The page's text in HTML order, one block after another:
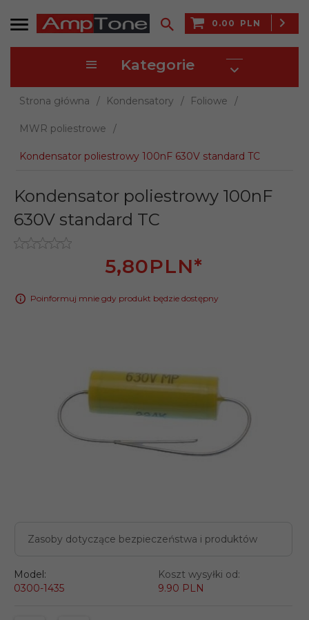
0.00 PLN
Kategorie
Strona główna Kondensatory Foliowe
MWR poliestrowe
Kondensator poliestrowy 100nF 630V standard TC
Zasoby dotyczące bezpieczeństwa i produktów
Kondensator poliestrowy 100nF
630V standard TC
5,80PLN*
Poinformuj mnie gdy produkt będzie dostępny
Model:
0300-1435
Koszt wysyłki od:
9.90 PLN